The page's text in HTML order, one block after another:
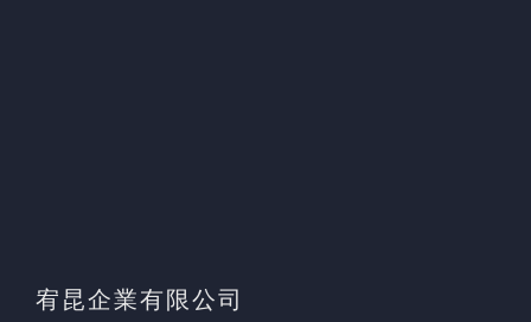
宥昆企業有限公司